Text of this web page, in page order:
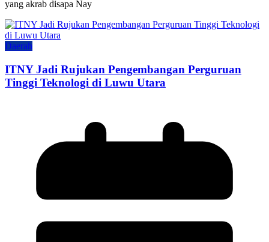
yang akrab disapa Nay
Daerah
ITNY Jadi Rujukan Pengembangan Perguruan
Tinggi Teknologi di Luwu Utara